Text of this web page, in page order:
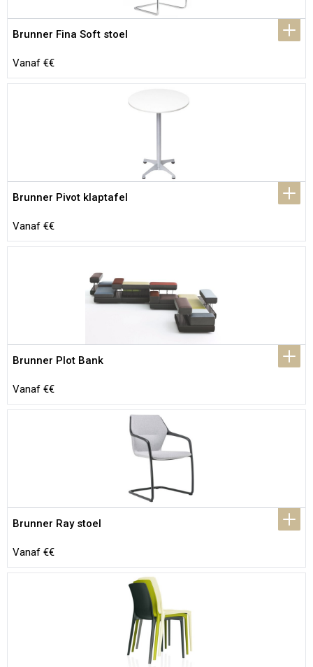
Brunner Fina Soft stoel
Vanaf €€
Brunner Pivot klaptafel
Vanaf €€
Brunner Plot Bank
Vanaf €€
Brunner Ray stoel
Vanaf €€